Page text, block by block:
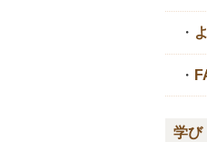
・
・
学び